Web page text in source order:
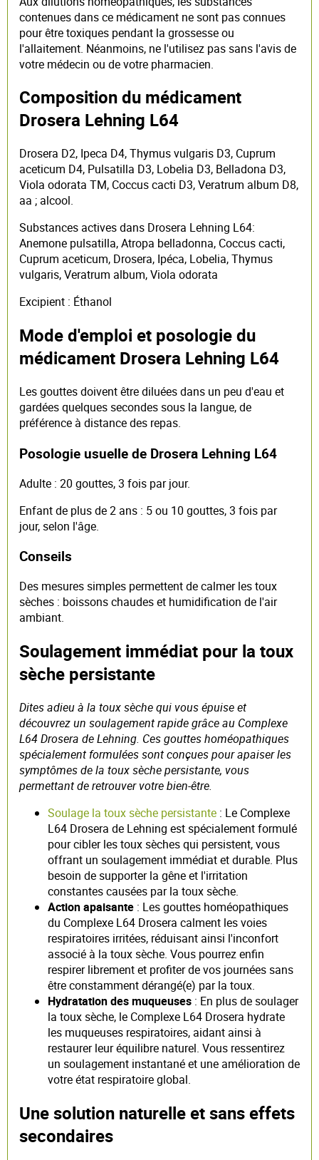
contenues dans ce médicament ne sont pas connues
pour être toxiques pendant la grossesse ou
l'allaitement. Néanmoins, ne l'utilisez pas sans l'avis de
votre médecin ou de votre pharmacien.
Composition du médicament
Drosera Lehning L64
Drosera D2, Ipeca D4, Thymus vulgaris D3, Cuprum
aceticum D4, Pulsatilla D3, Lobelia D3, Belladona D3,
Viola odorata TM, Coccus cacti D3, Veratrum album D8,
aa ; alcool.
Substances actives dans Drosera Lehning L64:
Anemone pulsatilla, Atropa belladonna, Coccus cacti,
Cuprum aceticum, Drosera, Ipéca, Lobelia, Thymus
vulgaris, Veratrum album, Viola odorata
Excipient : Éthanol
Mode d'emploi et posologie du
médicament Drosera Lehning L64
Les gouttes doivent être diluées dans un peu d'eau et
gardées quelques secondes sous la langue, de
préférence à distance des repas.
Posologie usuelle de Drosera Lehning L64
Adulte : 20 gouttes, 3 fois par jour.
Enfant de plus de 2 ans : 5 ou 10 gouttes, 3 fois par
jour, selon l'âge.
Conseils
Des mesures simples permettent de calmer les toux
sèches : boissons chaudes et humidification de l'air
ambiant.
Soulagement immédiat pour la toux
sèche persistante
Dites adieu à la toux sèche qui vous épuise et
découvrez un soulagement rapide grâce au Complexe
L64 Drosera de Lehning. Ces gouttes homéopathiques
spécialement formulées sont conçues pour apaiser les
symptômes de la toux sèche persistante, vous
permettant de retrouver votre bien-être.
Soulage la toux sèche persistante : Le Complexe
L64 Drosera de Lehning est spécialement formulé
pour cibler les toux sèches qui persistent, vous
offrant un soulagement immédiat et durable. Plus
besoin de supporter la gêne et l'irritation
constantes causées par la toux sèche.
Action apaisante : Les gouttes homéopathiques
du Complexe L64 Drosera calment les voies
respiratoires irritées, réduisant ainsi l'inconfort
associé à la toux sèche. Vous pourrez enfin
respirer librement et profiter de vos journées sans
être constamment dérangé(e) par la toux.
Hydratation des muqueuses : En plus de soulager
la toux sèche, le Complexe L64 Drosera hydrate
les muqueuses respiratoires, aidant ainsi à
restaurer leur équilibre naturel. Vous ressentirez
un soulagement instantané et une amélioration de
votre état respiratoire global.
Une solution naturelle et sans effets
secondaires